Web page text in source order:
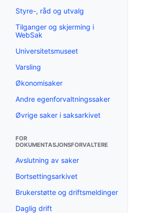
Styre-, råd og utvalg
Tilganger og skjerming i
WebSak
Universitetsmuseet
Varsling
Økonomisaker
Andre egenforvaltningssaker
Øvrige saker i saksarkivet
FOR
DOKUMENTASJONSFORVALTERE
Avslutning av saker
Bortsettingsarkivet
Brukerstøtte og driftsmeldinger
Daglig drift